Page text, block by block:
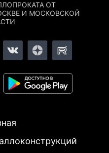
ОТ
И МОСКОВСКОЙ